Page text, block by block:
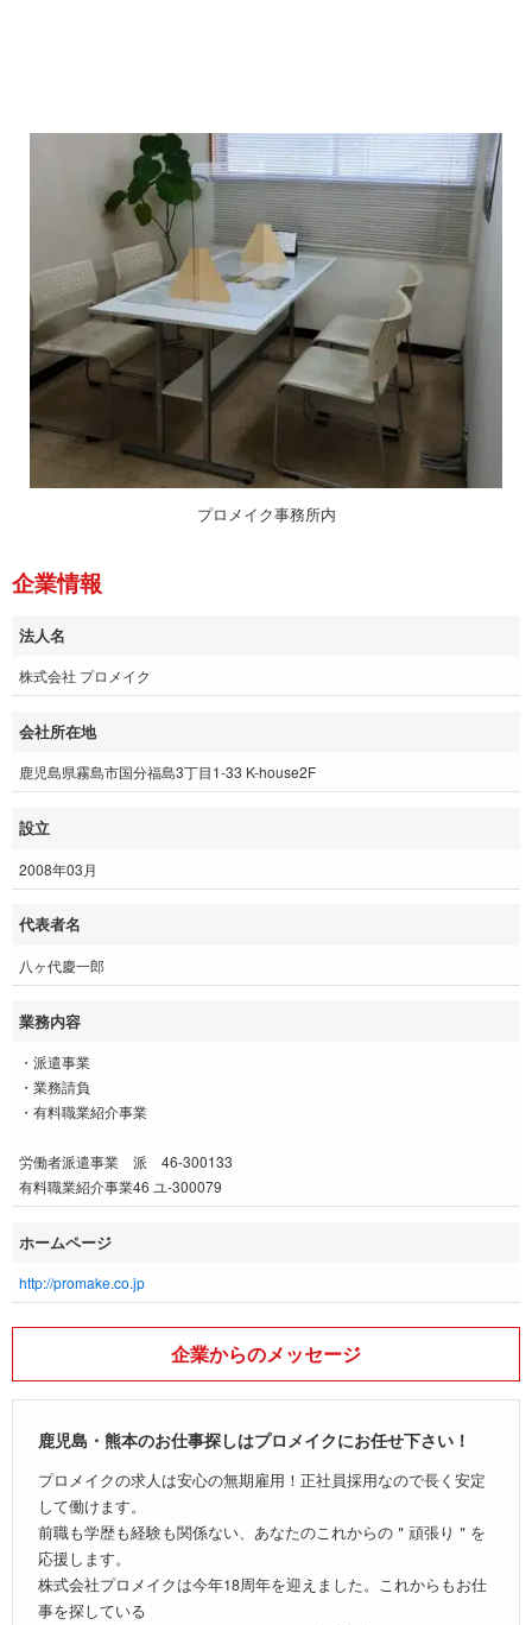
プロメイク事務所内
企業情報
法人名
株式会社 プロメイク
会社所在地
鹿児島県霧島市国分福島3丁目1-33 K-house2F
設立
2008年03月
代表者名
八ヶ代慶一郎
業務内容
・派遣事業
・業務請負
・有料職業紹介事業
労働者派遣事業 派 46-300133
有料職業紹介事業46 ユ-300079
ホームページ
http://promake.co.jp
企業からのメッセージ
鹿児島・熊本のお仕事探しはプロメイクにお任せ下さい！
プロメイクの求人は安心の無期雇用！正社員採用なので長く安定
して働けます。
前職も学歴も経験も関係ない、あなたのこれからの＂頑張り＂を
応援します。
株式会社プロメイクは今年18周年を迎えました。これからもお仕
事を探している